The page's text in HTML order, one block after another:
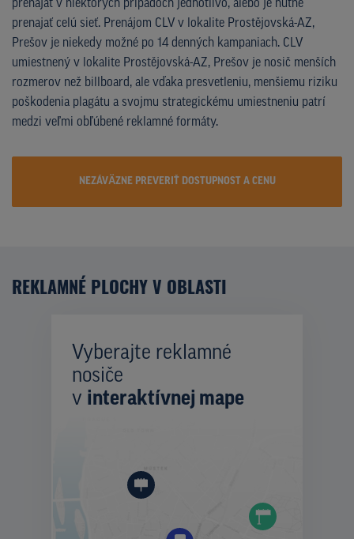
prenajať v niektorých prípadoch jednotlivo, alebo je nutné
prenajať celú sieť. Prenájom CLV v lokalite Prostějovská-AZ,
Prešov je niekedy možné po 14 denných kampaniach. CLV
umiestnený v lokalite Prostějovská-AZ, Prešov je nosič menších
rozmerov než billboard, ale vďaka presvetleniu, menšiemu riziku
poškodenia plagátu a svojmu strategickému umiestneniu patrí
medzi veľmi obľúbené reklamné formáty.
NEZÁVÄZNE PREVERIŤ DOSTUPNOST A CENU
REKLAMNÉ PLOCHY V OBLASTI
Vyberajte reklamné
nosiče
v interaktívnej mape